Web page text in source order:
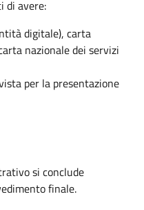
di avere:
digitale), carta
nazionale dei servizi
per la presentazione
si conclude
finale.